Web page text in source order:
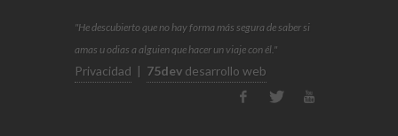
"He descubierto que no hay forma más segura de saber si
amas u odias a alguien que hacer un viaje con él."
Privacidad | 75dev desarrollo web